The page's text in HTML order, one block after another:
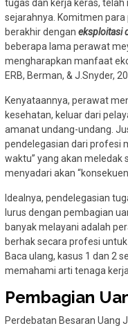
tugas dan kerja keras,
sejarahnya. Komitmen
berakhir dengan eksploitasi
beberapa lama perawat
mengharapkan manfaat
ERB, Berman, & J.Snyder,
Kenyataannya, perawat
kesehatan, keluar dari
amanat undang-undang.
pendelegasian dari profesi
waktu” yang akan
menyadari akan
Idealnya, pendelegasian
lurus dengan pembagian
banyak melayani adalah
berhak secara profesi
Baca ulang, kasus 1 dan 2
memahami arti tenaga
Pembagian
Perdebatan Besaran Uang